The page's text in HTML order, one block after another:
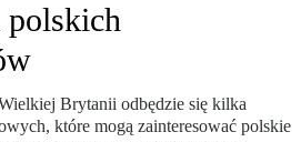
Brytanii odbędzie się kilka
które mogą zainteresować polskie